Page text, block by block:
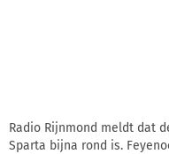
Radio Rijnmond meldt dat
Sparta bijna rond is.